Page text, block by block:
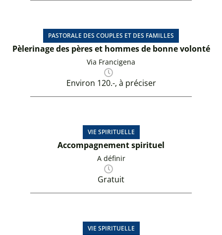
PASTORALE DES COUPLES ET DES FAMILLES
Pèlerinage des pères et hommes de bonne volonté
Via Francigena
Environ 120.-, à préciser
VIE SPIRITUELLE
Accompagnement spirituel
A définir
Gratuit
VIE SPIRITUELLE